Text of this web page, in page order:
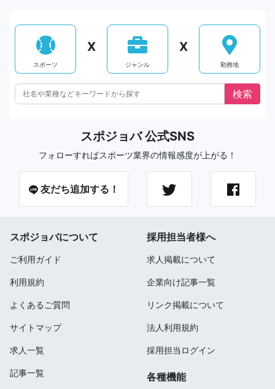
スポーツ
X
ジャンル
X
勤務地
スポジョバ 公式SNS
フォローすればスポーツ業界の情報感度が上がる！
友だち追加する！
スポジョバについて
ご利用ガイド
利用規約
よくあるご質問
サイトマップ
求人一覧
記事一覧
採用担当者様へ
求人掲載について
企業向け記事一覧
リンク掲載について
法人利用規約
採用担当ログイン
各種機能